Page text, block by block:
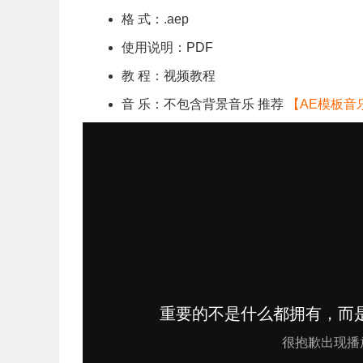
格 式：.aep
使用说明：PDF
教 程：视频教程
音 乐：不包含背景音乐 推荐 【AE模板音